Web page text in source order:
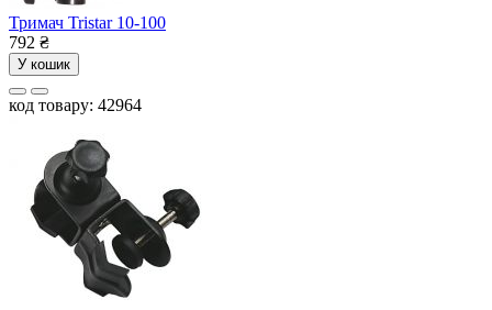
Тримач Tristar 10-100
792 ₴
У кошик
код товару: 42964